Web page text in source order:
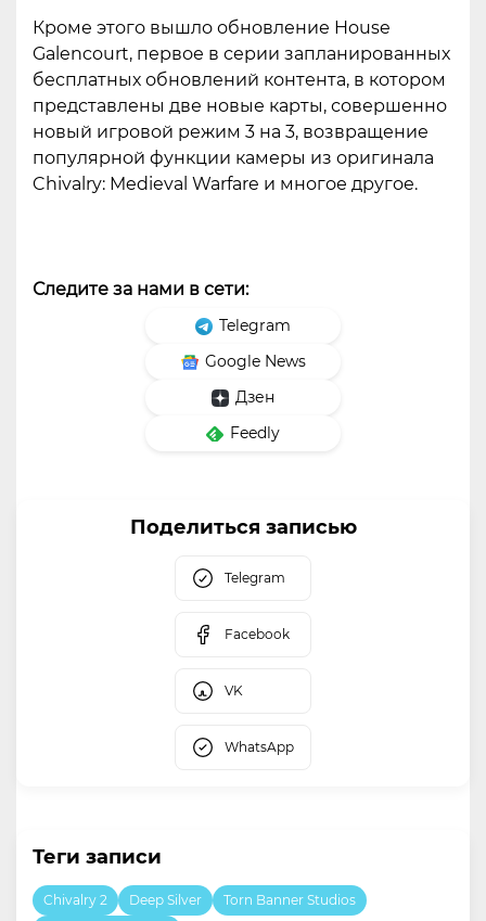
Кроме этого вышло обновление House
Galencourt, первое в серии запланированных
бесплатных обновлений контента, в котором
представлены две новые карты, совершенно
новый игровой режим 3 на 3, возвращение
популярной функции камеры из оригинала
Chivalry: Medieval Warfare и многое другое.
Следите за нами в сети:
Telegram
Google News
Дзен
Feedly
Поделиться записью
Telegram
Facebook
VK
WhatsApp
Теги записи
Chivalry 2 Deep Silver
Torn Banner Studios